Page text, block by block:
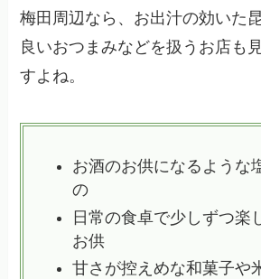
梅田周辺なら、お出汁の効いた
良いおつまみなどを扱うお店も
すよね。
お酒のお供になるような
の
日常の食卓で少しずつ楽
お供
甘さが控えめな和菓子や